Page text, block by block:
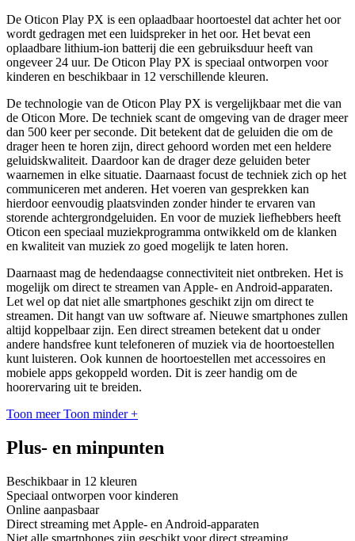
De Oticon Play PX is een oplaadbaar hoortoestel dat achter het oor
wordt gedragen met een luidspreker in het oor. Het bevat een
oplaadbare lithium-ion batterij die een gebruiksduur heeft van
ongeveer 24 uur. De Oticon Play PX is speciaal ontworpen voor
kinderen en beschikbaar in 12 verschillende kleuren.
De technologie van de Oticon Play PX is vergelijkbaar met die van
de Oticon More. De techniek scant de omgeving van de drager meer
dan 500 keer per seconde. Dit betekent dat de geluiden die om de
drager heen te horen zijn, direct gehoord worden met een heldere
geluidskwaliteit. Daardoor kan de drager deze geluiden beter
waarnemen in elke situatie. Daarnaast focust de techniek zich op het
communiceren met anderen. Het voeren van gesprekken kan
hierdoor eenvoudig plaatsvinden zonder hinder te ervaren van
storende achtergrondgeluiden. En voor de muziek liefhebbers heeft
Oticon een speciaal muziekprogramma ontwikkeld om de klanken
en kwaliteit van muziek zo goed mogelijk te laten horen.
Daarnaast mag de hedendaagse connectiviteit niet ontbreken. Het is
mogelijk om direct te streamen van Apple- en Android-apparaten.
Let wel op dat niet alle smartphones geschikt zijn om direct te
streamen. Dit hangt van uw software af. Nieuwe smartphones zullen
altijd koppelbaar zijn. Een direct streamen betekent dat u onder
andere handsfree kunt telefoneren of muziek via de hoortoestellen
kunt luisteren. Ook kunnen de hoortoestellen met accessoires en
mobiele apps gekoppeld worden. Dit is zeer handig om de
hoorervaring uit te breiden.
Toon meer Toon minder +
Plus- en minpunten
Beschikbaar in 12 kleuren
Speciaal ontworpen voor kinderen
Online aanpasbaar
Direct streaming met Apple- en Android-apparaten
Niet alle smartphones zijn geschikt voor direct streaming